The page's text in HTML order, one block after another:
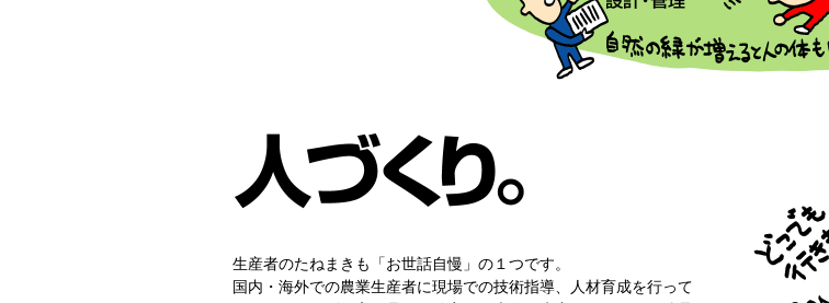
生産者のたねまきも「お世話自慢」の１つです。
国内・海外での農業生産者に現場での技術指導、人材育成を行って